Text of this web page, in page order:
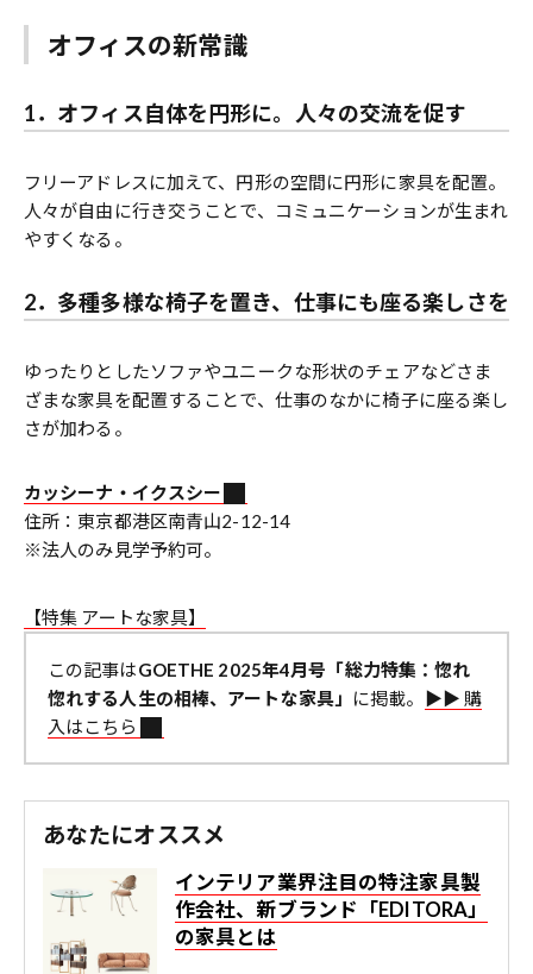
オフィスの新常識
1．オフィス自体を円形に。人々の交流を促す
フリーアドレスに加えて、円形の空間に円形に家具を配置。
人々が自由に行き交うことで、コミュニケーションが生まれ
やすくなる。
2．多種多様な椅子を置き、仕事にも座る楽しさを
ゆったりとしたソファやユニークな形状のチェアなどさま
ざまな家具を配置することで、仕事のなかに椅子に座る楽し
さが加わる。
カッシーナ・イクスシー
住所：東京都港区南青山2-12-14
※法人のみ見学予約可。
【特集 アートな家具】
この記事はGOETHE 2025年4月号「総力特集：惚れ
惚れする人生の相棒、アートな家具」
に掲載。
▶︎▶︎ 購
入はこちら
あなたにオススメ
インテリア業界注目の特注家具製
作会社、新ブランド「EDITORA」
の家具とは